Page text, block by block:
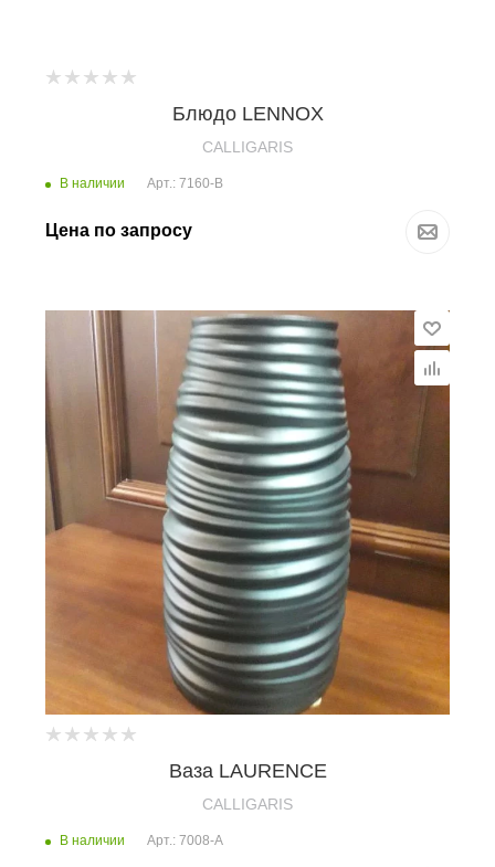
Блюдо LENNOX
CALLIGARIS
В наличии Арт.: 7160-B
Цена по запросу
Ваза LAURENCE
CALLIGARIS
В наличии Арт.: 7008-A